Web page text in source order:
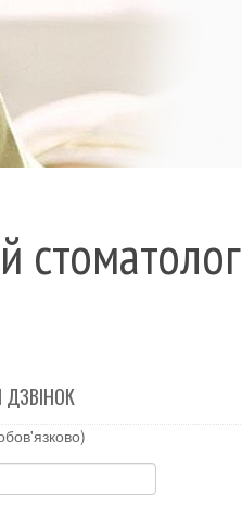
стоматолог